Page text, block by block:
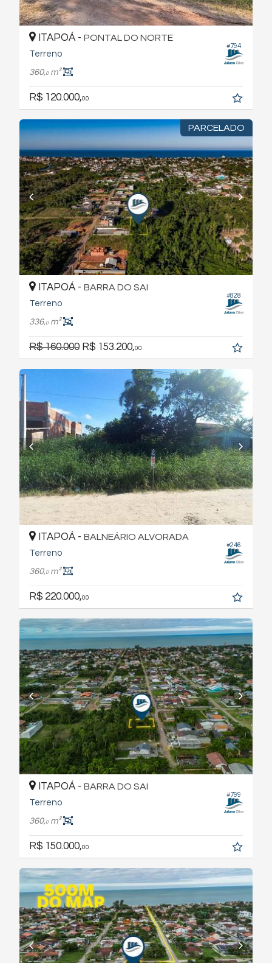
#794
ITAPOÁ - PONTAL DO NORTE
Terreno
360,0m²
R$ 120.000,00
PARCELADO
#828
ITAPOÁ - BARRA DO SAI
Terreno
336,0m²
R$ 160.000 R$ 153.200,00
#246
ITAPOÁ - BALNEÁRIO ALVORADA
Terreno
360,0m²
R$ 220.000,00
#799
ITAPOÁ - BARRA DO SAI
Terreno
360,0m²
R$ 150.000,00